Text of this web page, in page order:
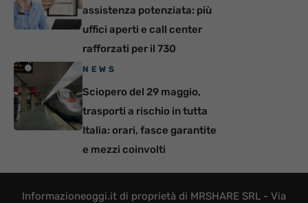
assistenza potenziata: più
uffici aperti e call center
rafforzati per il 730
NEWS
Sciopero del 29 maggio,
trasporti a rischio in tutta
Italia: orari, fasce garantite
e mezzi coinvolti
Informazioneoggi.it di proprietà di MRSHARE SRL - Via